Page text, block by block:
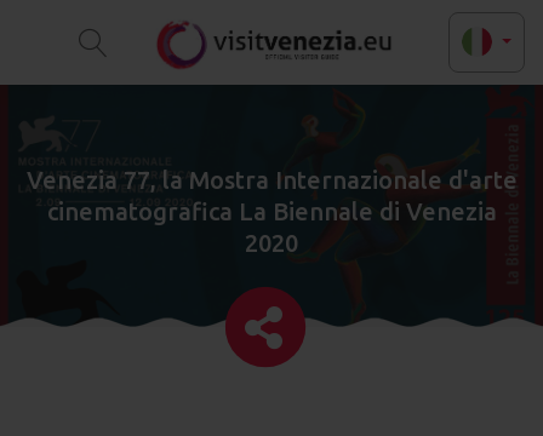
Venezia 77, la Mostra Internazionale d'arte
cinematografica La Biennale di Venezia
2020